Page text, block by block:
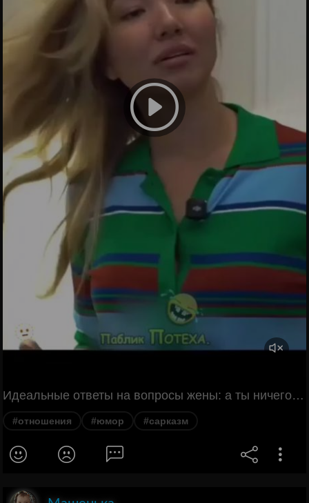
Идеальные ответы на вопросы жены: а ты ничего не заметил? Очень сложно заметить изменения того, что и так идеально. А о чём ты думаешь? О других женщинах. Насколько они хуже, чем ты. Пригодится.
#отношения #юмор #сарказм